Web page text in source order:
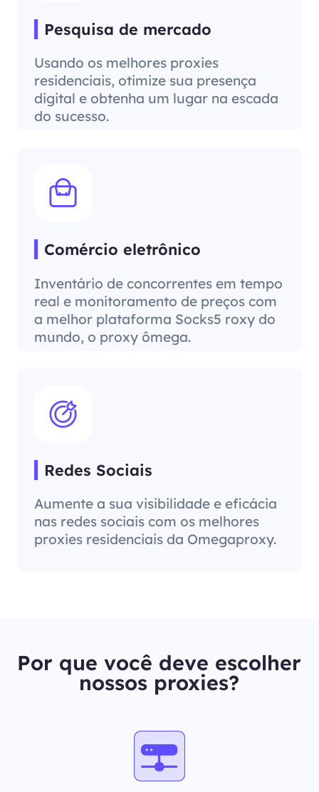
Pesquisa de mercado
Usando os melhores proxies
residenciais, otimize sua presença
digital e obtenha um lugar na escada
do sucesso.
Comércio eletrônico
Inventário de concorrentes em tempo
real e monitoramento de preços com
a melhor plataforma Socks5 roxy do
mundo, o proxy ômega.
Redes Sociais
Aumente a sua visibilidade e eficácia
nas redes sociais com os melhores
proxies residenciais da Omegaproxy.
Por que você deve escolher
nossos proxies?